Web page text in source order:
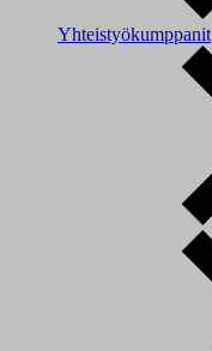
Yhteistyökumppanit